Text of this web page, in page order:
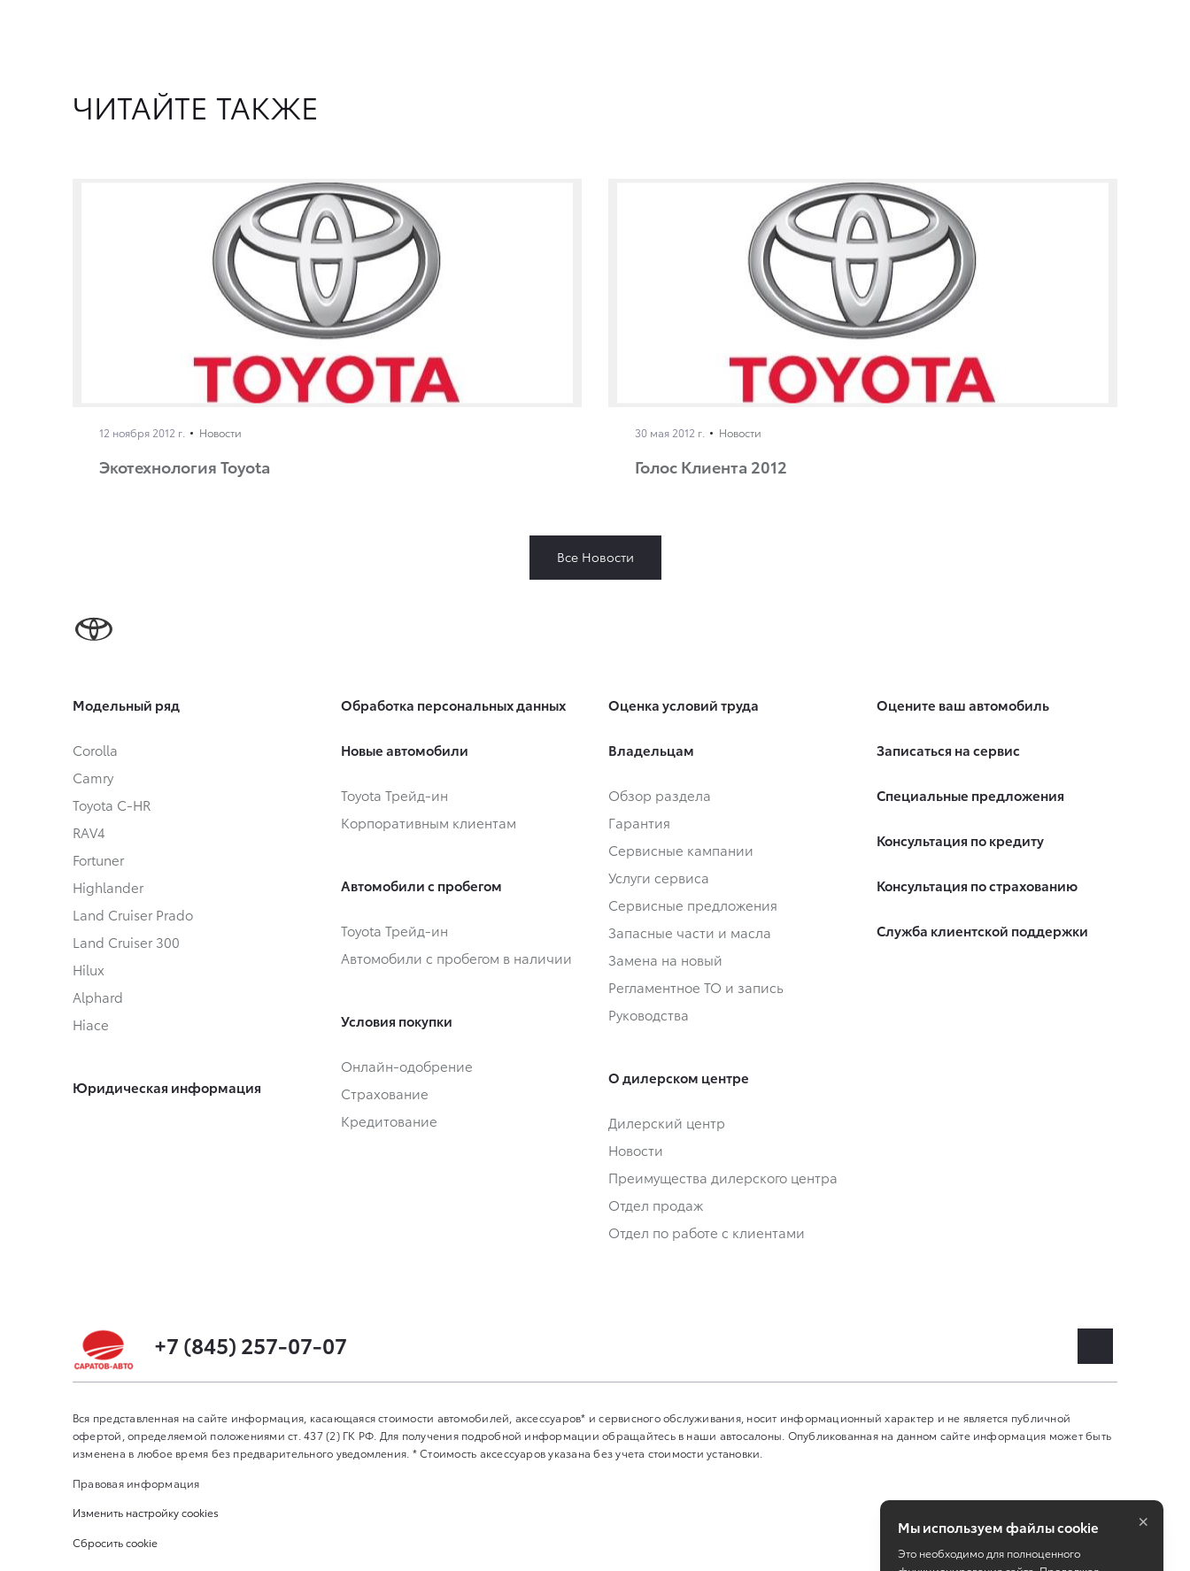
ЧИТАЙТЕ ТАКЖЕ
12 ноября 2012 г. Новости
Экотехнология Toyota
30 мая 2012 г. Новости
Голос Клиента 2012
Все Новости
Модельный ряд
Corolla
Camry
Toyota C-HR
RAV4
Fortuner
Highlander
Land Cruiser Prado
Land Cruiser 300
Hilux
Alphard
Hiace
Юридическая информация
Обработка персональных данных
Новые автомобили
Toyota Трейд-ин
Корпоративным клиентам
Автомобили с пробегом
Toyota Трейд-ин
Автомобили с пробегом в наличии
Условия покупки
Онлайн-одобрение
Страхование
Кредитование
Оценка условий труда
Владельцам
Обзор раздела
Гарантия
Сервисные кампании
Услуги сервиса
Сервисные предложения
Запасные части и масла
Замена на новый
Регламентное ТО и запись
Руководства
О дилерском центре
Дилерский центр
Новости
Преимущества дилерского центра
Отдел продаж
Отдел по работе с клиентами
Оцените ваш автомобиль
Записаться на сервис
Специальные предложения
Консультация по кредиту
Консультация по страхованию
Служба клиентской поддержки
+7 (845) 257-07-07
Вся представленная на сайте информация, касающаяся стоимости автомобилей, аксессуаров* и сервисного обслуживания, носит информационный характер и не является публичной
офертой, определяемой положениями ст. 437 (2) ГК РФ. Для получения подробной информации обращайтесь в наши автосалоны. Опубликованная на данном сайте информация может быть
изменена в любое время без предварительного уведомления. * Стоимость аксессуаров указана без учета стоимости установки.
Правовая информация
Изменить настройку cookies
Сбросить cookie
Мы используем файлы cookie
Это необходимо для полноценного
×